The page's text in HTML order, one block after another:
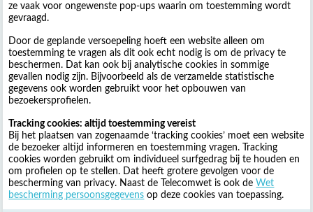
ze vaak voor ongewenste pop-ups waarin om toestemming wordt
gevraagd.
Door de geplande versoepeling hoeft een website alleen om
toestemming te vragen als dit ook echt nodig is om de privacy te
beschermen. Dat kan ook bij analytische cookies in sommige
gevallen nodig zijn. Bijvoorbeeld als de verzamelde statistische
gegevens ook worden gebruikt voor het opbouwen van
bezoekersprofielen.
Tracking cookies: altijd toestemming vereist
Bij het plaatsen van zogenaamde ‘tracking cookies’ moet een website
de bezoeker altijd informeren en toestemming vragen. Tracking
cookies worden gebruikt om individueel surfgedrag bij te houden en
om profielen op te stellen. Dat heeft grotere gevolgen voor de
bescherming van privacy. Naast de Telecomwet is ook de Wet
bescherming persoonsgegevens op deze cookies van toepassing.